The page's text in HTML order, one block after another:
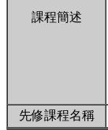
課程簡述
先修課程名稱